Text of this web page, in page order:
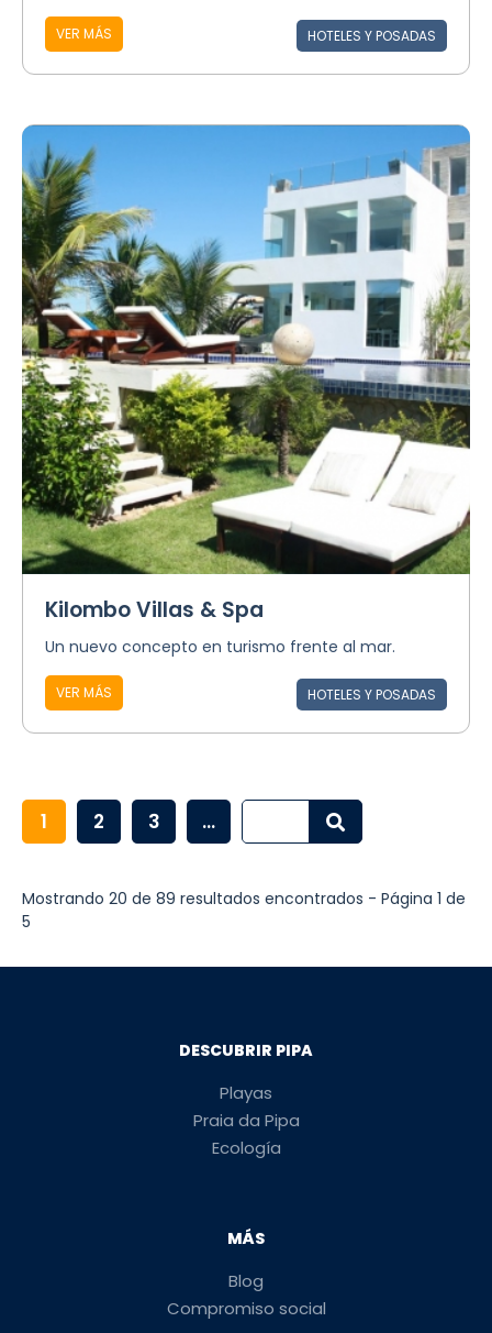
VER MÁS HOTELES Y POSADAS
Kilombo Villas & Spa
Un nuevo concepto en turismo frente al mar.
VER MÁS HOTELES Y POSADAS
1 2 3 ...
Mostrando 20 de 89 resultados encontrados - Página 1 de
5
DESCUBRIR PIPA
Playas
Praia da Pipa
Ecología
MÁS
Blog
Compromiso social